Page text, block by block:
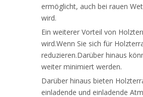
ermöglicht, auch bei rauen
wird.
Ein weiterer Vorteil von
wird.Wenn Sie sich für
reduzieren.Darüber hinaus
weiter minimiert werden.
Darüber hinaus bieten
einladende und einladende